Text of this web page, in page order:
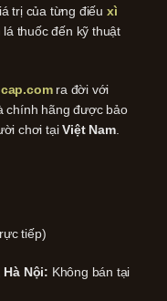
trị của từng điếu xì
lá thuốc đến kỹ thuật
ra đời với
chính hãng được bảo
chơi tạiViệt Nam.
tiếp)
Hà Nội: Không bán tại